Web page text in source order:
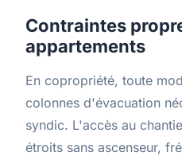
Contraintes
appartements
En copropriété, toute
colonnes d'évacuation
syndic. L'accès au
étroits sans ascenseur,